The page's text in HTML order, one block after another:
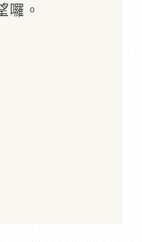
囉。